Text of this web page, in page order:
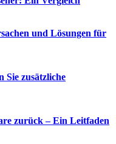
und Lösungen für
Sie zusätzliche
zurück – Ein Leitfaden